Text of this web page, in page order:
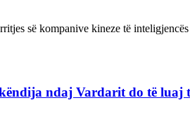
së kompanive kineze të
ndaj Vardarit do të luaj